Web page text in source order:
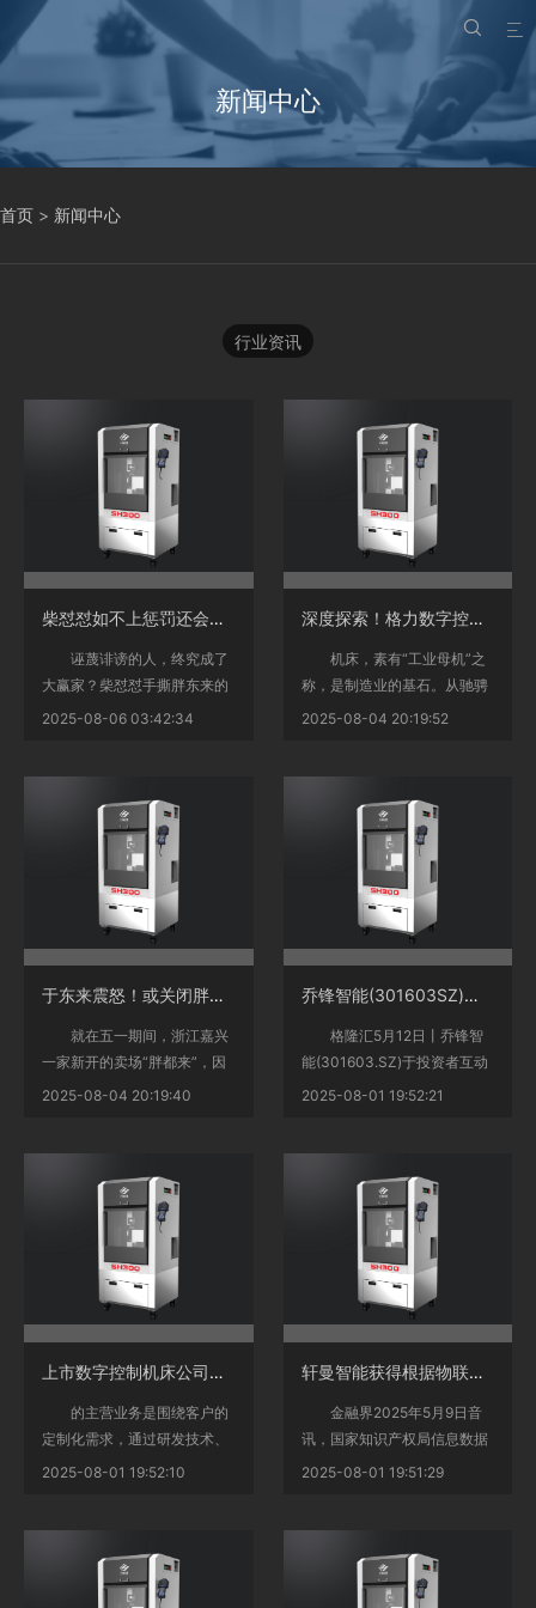


新闻中心
首页 > 新闻中心
行业资讯
柴怼怼如不上惩罚还会有更多胖东来蒙冤
诬蔑诽谤的人，终究成了
大赢家？柴怼怼手撕胖东来的
戏码现已底子闭幕，胖东来申
2025-08-06 03:42:34
深度探索！格力数字控制机床如何书写中国制造传奇篇章？
机床，素有“工业母机”之
称，是制造业的基石。从驰骋
的汽车、翱翔的飞机到我们每
2025-08-04 20:19:52
于东来震怒！或关闭胖东来！
就在五一期间，浙江嘉兴
一家新开的卖场“胖都来”，因
名称与著名零售品牌“胖东来”
2025-08-04 20:19:40
乔锋智能(301603SZ)：数字控制机床产品可应用于5G等通讯范畴的产品
格隆汇5月12日丨乔锋智
能(301603.SZ)于投资者互动
渠道表明，公司首要经营事务
2025-08-01 19:52:21
上市数字控制机床公司龙头有哪些（2025728）
的主营业务是围绕客户的
定制化需求，通过研发技术、
方案设计、核心部件研制、软
2025-08-01 19:52:10
轩曼智能获得根据物联网的智能数字控制机床专利
金融界2025年5月9日音
讯，国家知识产权局信息数据
显现，江苏轩曼智能配备有限
2025-08-01 19:51:29